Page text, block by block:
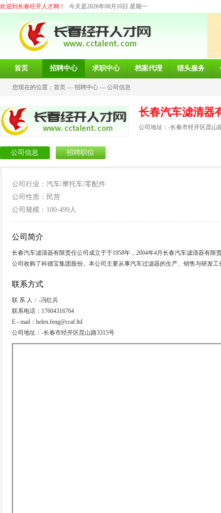
欢迎到长春经开人才网！ 今天是2026年08月10日 星期一
首页 招聘中心 求职中心 档案代理 猎头服务
您现在的位置： 首页 — 招聘中心 — 公司信息
长春汽车滤清器
公司地址：-长春市经开区昆山
公司信息 招聘职位
公司行业：汽车/摩托车/零配件
公司性质：民营
公司规模：100-499人
公司简介
长春汽车滤清器有限责任公司成立于于1958年，2004年4月长春汽车滤清器有
公司收购了科德宝集团股份。本公司主要从事汽车过滤器的生产、销售与研发
联系方式
联 系 人：-冯红兵
联系电话：17604316764
E - mail：helen.feng@ccaf.ltd
公司地址：-长春市经开区昆山路3315号